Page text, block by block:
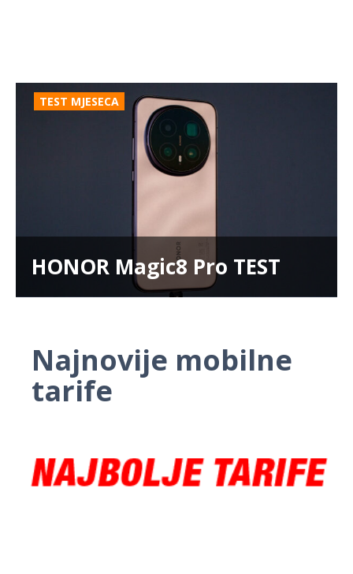
TEST MJESECA
HONOR Magic8 Pro TEST
Najnovije mobilne
tarife